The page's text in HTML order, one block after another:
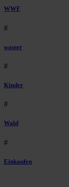
WWF
#
wasser
#
Kinder
#
Wald
#
Einkaufen